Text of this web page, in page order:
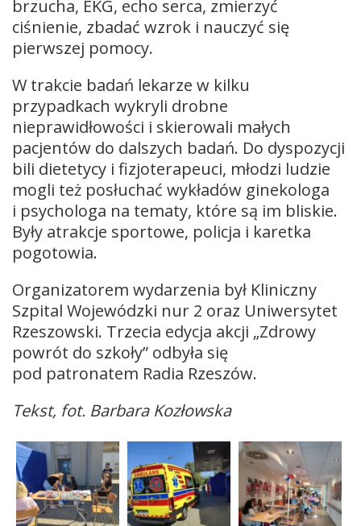
brzucha, EKG, echo serca, zmierzyć
ciśnienie, zbadać wzrok i nauczyć się
pierwszej pomocy.
W trakcie badań lekarze w kilku
przypadkach wykryli drobne
nieprawidłowości i skierowali małych
pacjentów do dalszych badań. Do dyspozycji
bili dietetycy i fizjoterapeuci, młodzi ludzie
mogli też posłuchać wykładów ginekologa
i psychologa na tematy, które są im bliskie.
Były atrakcje sportowe, policja i karetka
pogotowia.
Organizatorem wydarzenia był Kliniczny
Szpital Wojewódzki nur 2 oraz Uniwersytet
Rzeszowski. Trzecia edycja akcji „Zdrowy
powrót do szkoły” odbyła się
pod patronatem Radia Rzeszów.
Tekst, fot. Barbara Kozłowska